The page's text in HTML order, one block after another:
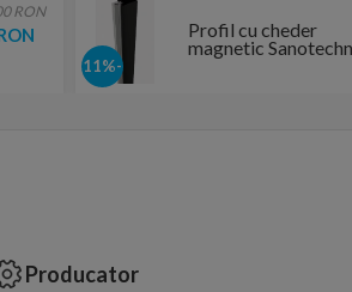
-11%
Profil cu cheder
magnetic
Sanoflex Black 3,2-
RON
Producator